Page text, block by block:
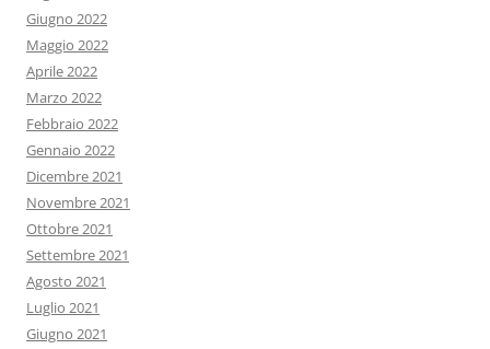
Giugno 2022
Maggio 2022
Aprile 2022
Marzo 2022
Febbraio 2022
Gennaio 2022
Dicembre 2021
Novembre 2021
Ottobre 2021
Settembre 2021
Agosto 2021
Luglio 2021
Giugno 2021